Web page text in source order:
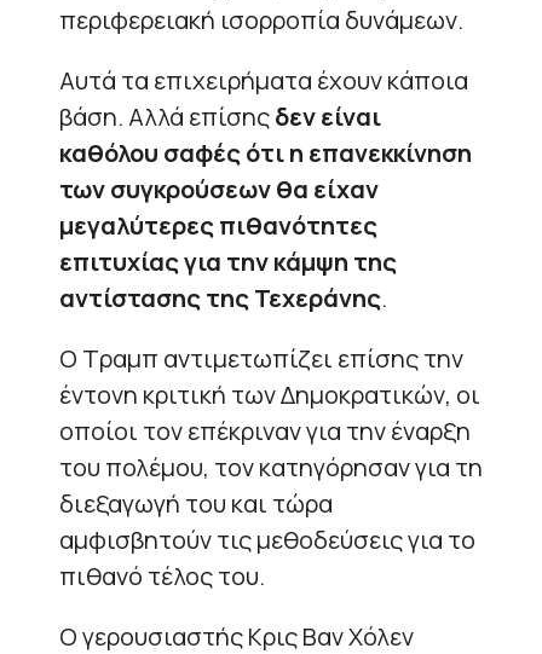
περιφερειακή ισορροπία δυνάμεων.
Αυτά τα επιχειρήματα έχουν κάποια
βάση. Αλλά επίσηςδεν είναι
καθόλου σαφές ότι η επανεκκίνηση
των συγκρούσεων θα είχαν
μεγαλύτερες πιθανότητες
επιτυχίας για την κάμψη της
αντίστασης της Τεχεράνης.
Ο Τραμπ αντιμετωπίζει επίσης την
έντονη κριτική των Δημοκρατικών, οι
οποίοι τον επέκριναν για την έναρξη
του πολέμου, τον κατηγόρησαν για τη
διεξαγωγή του και τώρα
αμφισβητούν τις μεθοδεύσεις για το
πιθανό τέλος του.
Ο γερουσιαστής Κρις Βαν Χόλεν